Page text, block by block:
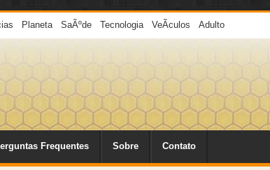
Planeta SaÃºde Tecnologia VeÃ­culos Adulto
Frequentes Sobre Contato